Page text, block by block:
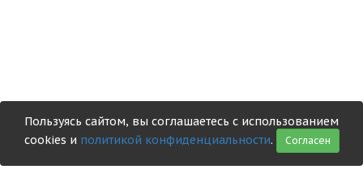
Пользуясь сайтом, вы соглашаетесь с использованием
cookies и политикой конфиденциальности. Согласен